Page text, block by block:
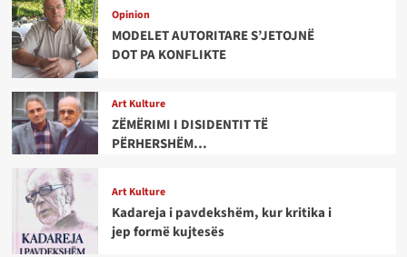
Opinion
MODELET AUTORITARE S’JETOJNË
DOT PA KONFLIKTE
Art Kulture
ZËMËRIMI I DISIDENTIT TË
PËRHERSHËM…
Art Kulture
Kadareja i pavdekshëm, kur kritika i
jep formë kujtesës